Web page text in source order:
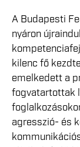
A Budapesti
nyáron
kilenc fő
emelkedett a
fogvatartottak
agresszió- és